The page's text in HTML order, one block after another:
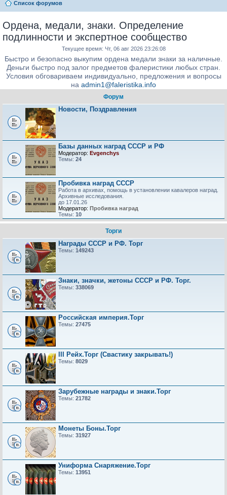
Список форумов
Ордена, медали, знаки. Определение
подлинности и экспертное сообщество
Текущее время: Чт, 06 авг 2026 23:26:08
Быстро и безопасно выкупим ордена медали знаки за наличные.
Деньги быстро под залог предметов фалеристики любых стран.
Условия обговариваем индивидуально, предложения и вопросы
на admin1@faleristika.info
Форум
Новости, Поздравления
Базы данных наград СССР и РФ
Модератор: Evgenchys
Темы: 24
Пробивка наград СССР
Работа в архивах, помощь в установлении кавалеров наград.
Архивные исследования.
до 17.01.26
Модератор: Пробивка наград
Темы: 10
Торги
Награды СССР и РФ. Торг
Темы: 149243
Знаки, значки, жетоны СССР и РФ. Торг.
Темы: 338069
Российская империя.Торг
Темы: 27475
III Рейх.Торг (Свастику закрывать!)
Темы: 8029
Зарубежные награды и знаки.Торг
Темы: 21782
Монеты Боны.Торг
Темы: 31927
Униформа Снаряжение.Торг
Темы: 13951